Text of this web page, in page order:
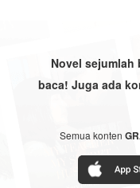
Novel sejumlah
baca! Juga ada
Semua konten